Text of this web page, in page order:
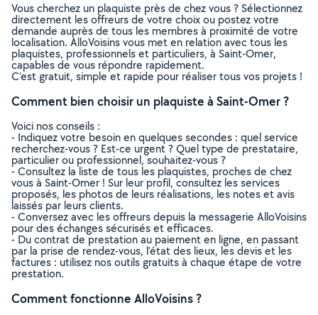
Vous cherchez un plaquiste près de chez vous ? Sélectionnez
directement les offreurs de votre choix ou postez votre
demande auprès de tous les membres à proximité de votre
localisation. AlloVoisins vous met en relation avec tous les
plaquistes, professionnels et particuliers, à Saint-Omer,
capables de vous répondre rapidement.
C’est gratuit, simple et rapide pour réaliser tous vos projets !
Comment bien choisir un plaquiste à Saint-Omer ?
Voici nos conseils :
- Indiquez votre besoin en quelques secondes : quel service
recherchez-vous ? Est-ce urgent ? Quel type de prestataire,
particulier ou professionnel, souhaitez-vous ?
- Consultez la liste de tous les plaquistes, proches de chez
vous à Saint-Omer ! Sur leur profil, consultez les services
proposés, les photos de leurs réalisations, les notes et avis
laissés par leurs clients.
- Conversez avec les offreurs depuis la messagerie AlloVoisins
pour des échanges sécurisés et efficaces.
- Du contrat de prestation au paiement en ligne, en passant
par la prise de rendez-vous, l’état des lieux, les devis et les
factures : utilisez nos outils gratuits à chaque étape de votre
prestation.
Comment fonctionne AlloVoisins ?